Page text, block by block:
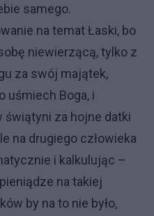
samego.
na temat Łaski, bo
niewierzącą, tylko z
za swój majątek,
uśmiech Boga, i
za hojne datki
na drugiego człowieka
i kalkulując –
na takiej
by na to nie było,